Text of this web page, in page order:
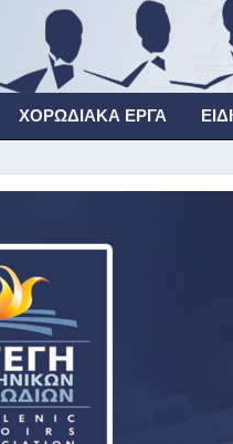
ΧΟΡΩΔΙΑΚΆ ΈΡΓΑ